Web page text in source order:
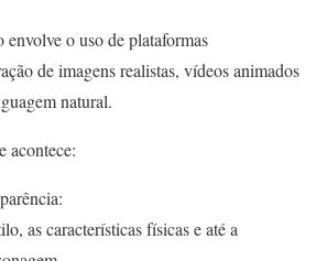
envolve o uso de plataformas
de imagens realistas, vídeos animados
natural.
acontece:
as características físicas e até a